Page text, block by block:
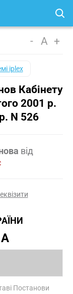
- A +
iplex
Кабінету
2001 р.
N 526
від
Постанови